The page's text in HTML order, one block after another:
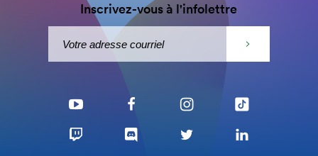
Inscrivez-vous à l'infolettre